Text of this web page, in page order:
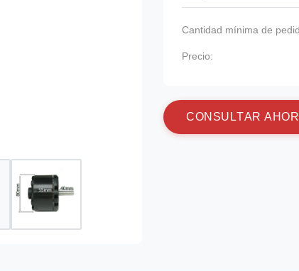
Cantidad mínima de
Precio:
CON SU LTAR A HOR